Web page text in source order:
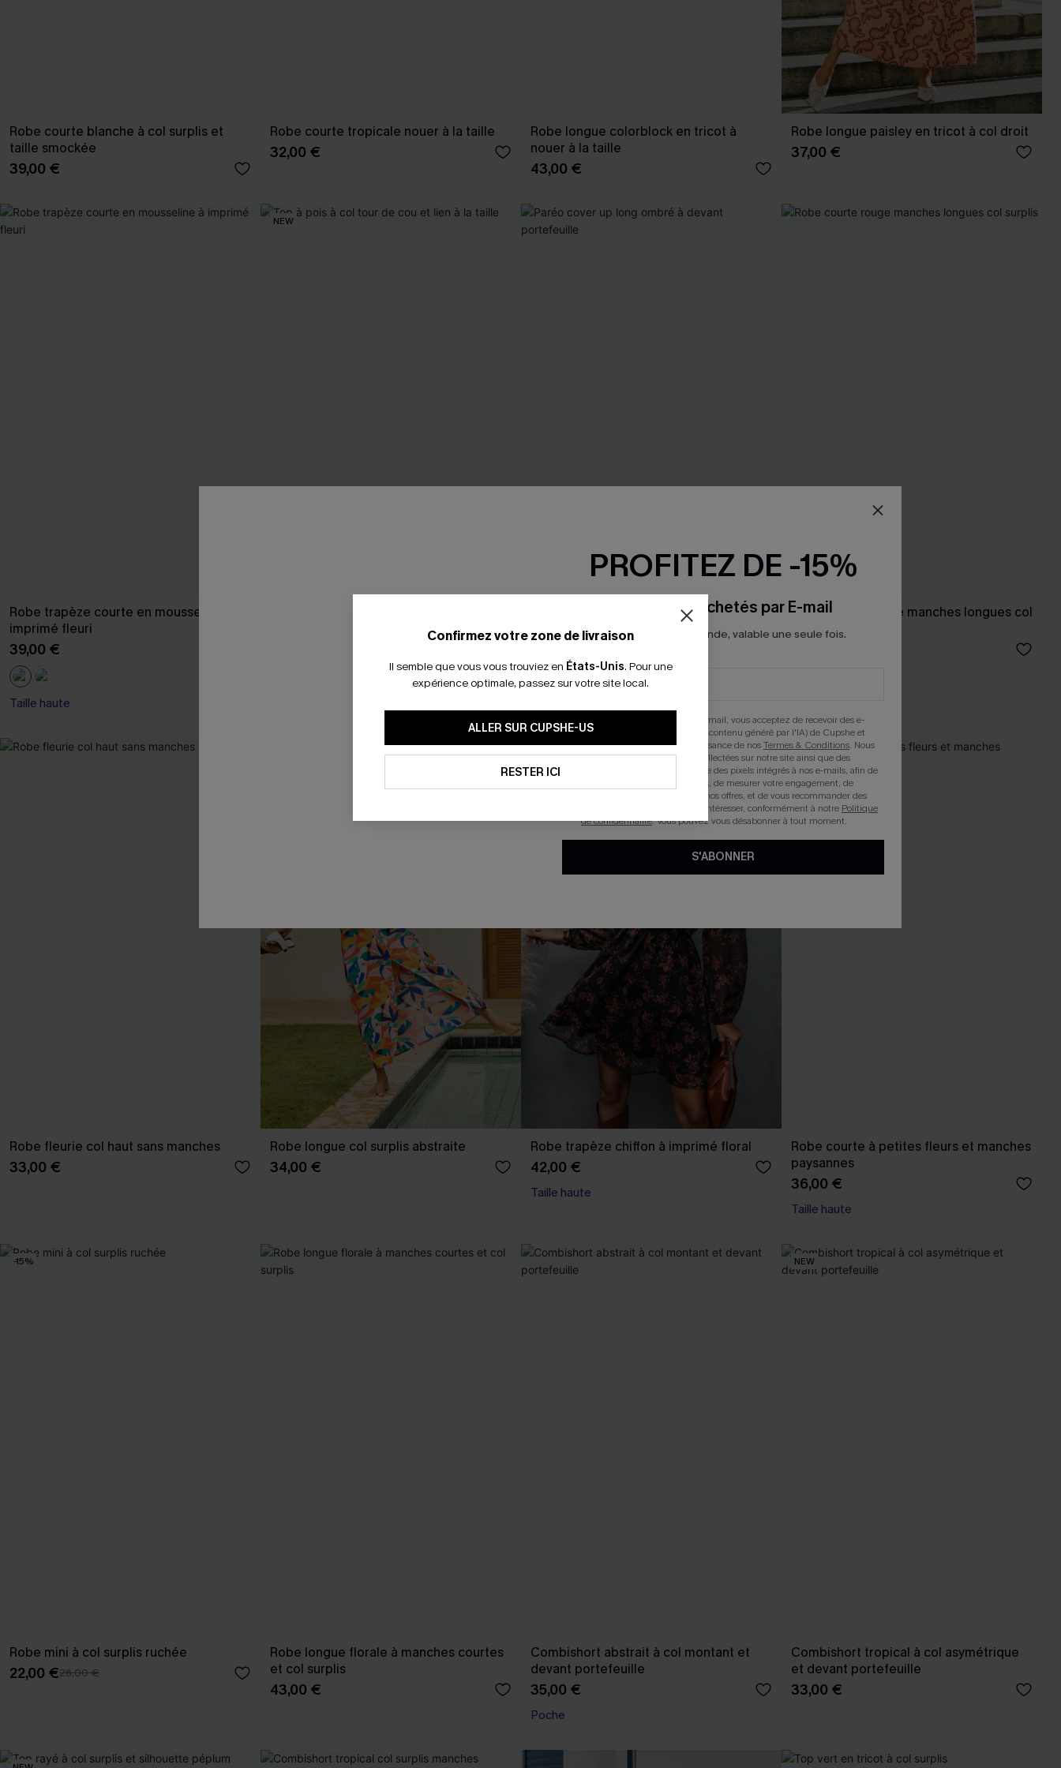
Robe courte blanche à col surplis et
taille smockée
39,00 €
Robe courte tropicale nouer à la taille
32,00 €
Robe longue colorblock en tricot à
nouer à la taille
43,00 €
Robe longue paisley en tricot à col droit
37,00 €
Robe trapèze courte en mousseline à
imprimé fleuri
39,00 €
Taille haute
NEW
Paréo cover up long ombré à devant
portefeuille
Robe courte rouge manches longues col
surplis
Robe fleurie col haut sans manches
33,00 €
Robe longue col surplis abstraite
34,00 €
Robe trapèze chiffon à imprimé floral
42,00 €
Taille haute
Robe courte à petites fleurs et manches
paysannes
36,00 €
Taille haute
-15%
Robe mini à col surplis ruchée
22,00 €26,00 €
Robe longue florale à manches courtes
et col surplis
43,00 €
Combishort abstrait à col montant et
devant portefeuille
35,00 €
Poche
NEW
Combishort tropical à col asymétrique
et devant portefeuille
33,00 €
Confirmez votre zone de livraison
Il semble que vous vous trouviez en États-Unis. Pour une
expérience optimale, passez sur votre site local.
ALLER SUR CUPSHE-US
RESTER ICI
PROFITEZ DE -15%
-15% dès 2 Achetés par E-mail
*Un code par commande, valable une seule fois.
En soumettant votre adresse e-mail, vous acceptez de recevoir des e-
mails marketing (y compris du contenu généré par l'IA) de Cupshe et
reconnaissez avoir pris connaissance de nosTermes & Conditions. Nous
pouvons utiliser les données collectées sur notre site ainsi que des
technologies de suivi, telles que des pixels intégrés à nos e-mails, afin de
savoir si ceux-ci ont été ouverts, de mesurer votre engagement, de
personnaliser nos contenus et nos offres, et de vous recommander des
produits susceptibles de vous intéresser, conformément à notre Politique
de confidentialité. Vous pouvez vous désabonner à tout moment.
S'ABONNER